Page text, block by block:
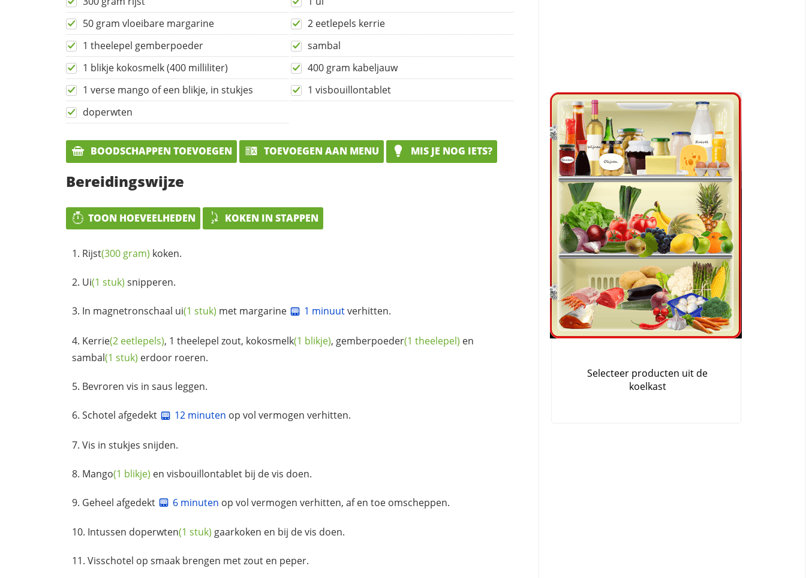
50 gram vloeibare margarine
2 eetlepels kerrie
1 theelepel gemberpoeder
sambal
1 blikje kokosmelk (400 milliliter)
400 gram kabeljauw
1 verse mango of een blikje, in stukjes
1 visbouillontablet
doperwten
BOODSCHAPPEN TOEVOEGEN TOEVOEGEN AAN MENU MIS JE NOG IETS?
Bereidingswijze
TOON HOEVEELHEDEN KOKEN IN STAPPEN
Rijst(300 gram) koken.
Ui(1 stuk) snipperen.
In magnetronschaal ui(1 stuk) met margarine 1 minuutverhitten.
Kerrie(2 eetlepels), 1 theelepel zout, kokosmelk(1 blikje), gemberpoeder(1 theelepel) en
sambal(1 stuk) erdoor roeren.
Bevroren vis in saus leggen.
Schotel afgedekt 12 minuten op vol vermogen verhitten.
Vis in stukjes snijden.
Mango(1 blikje) en visbouillontablet bij de vis doen.
Geheel afgedekt 6 minuten op vol vermogen verhitten, af en toe omscheppen.
Intussen doperwten(1 stuk) gaarkoken en bij de vis doen.
Visschotel op smaak brengen met zout en peper.